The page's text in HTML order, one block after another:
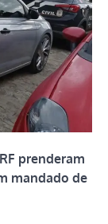
prenderam
mandado de